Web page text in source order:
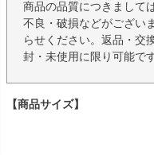
商品の品質につきまして
不良・破損などがござい
らせください。返品・交
封・未使用に限り可能です
【商品サイズ】